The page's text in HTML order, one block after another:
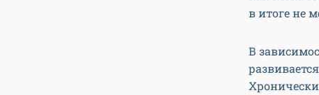
в итоге не
В